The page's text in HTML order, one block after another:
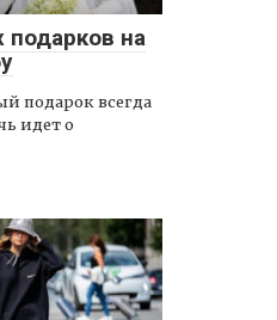
на
подарок всегда
идет о